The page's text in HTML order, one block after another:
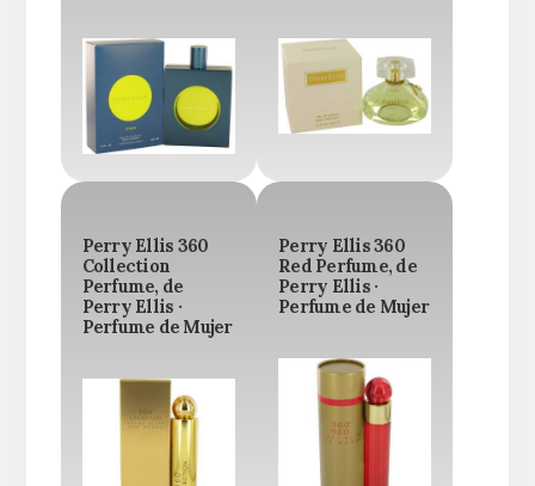
Perry Ellis 360
Collection
Perfume, de
Perry Ellis ·
Perfume de Mujer
Perry Ellis 360
Red Perfume, de
Perry Ellis ·
Perfume de Mujer